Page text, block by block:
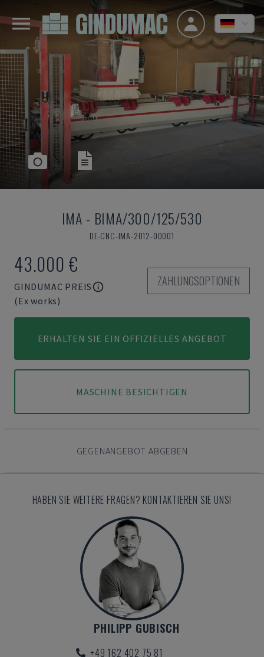
IMA - BIMA/300/125/530
DE-CNC-IMA-2012-00001
43.000 €
GINDUMAC PREIS
(Ex works)
ZAHLUNGSOPTIONEN
ERHALTEN SIE EIN OFFIZIELLES ANGEBOT
MASCHINE BESICHTIGEN
GEGENANGEBOT ABGEBEN
HABEN SIE WEITERE FRAGEN? KONTAKTIEREN SIE UNS!
PHILIPP GUBISCH
+49 162 402 75 81